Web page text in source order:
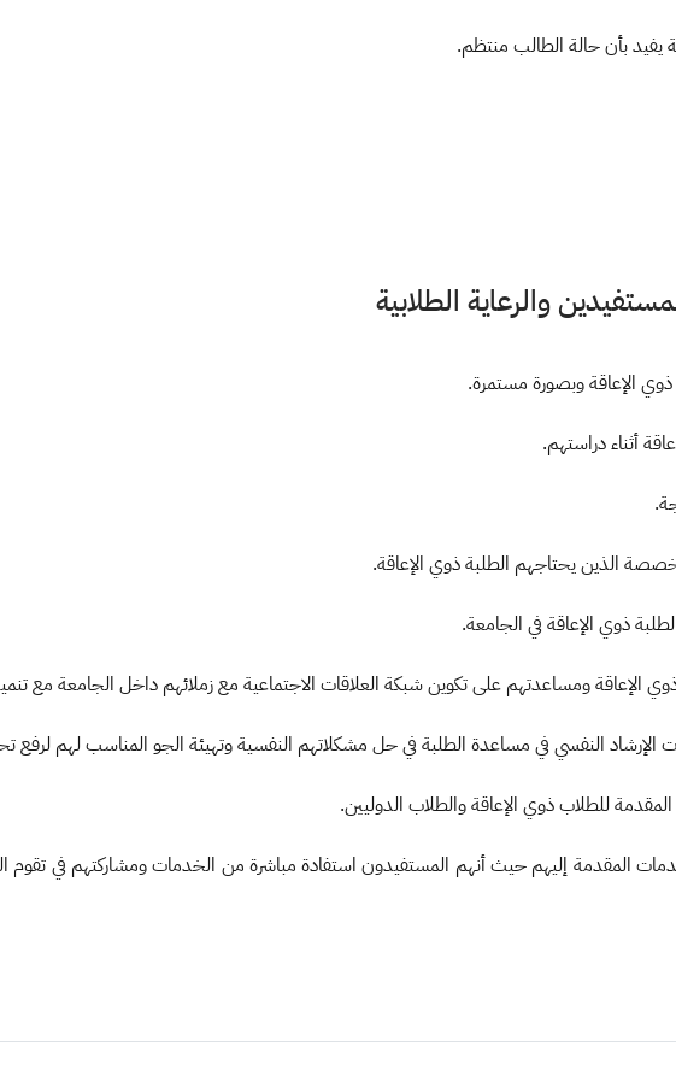
والرعاية الطلابية
المقدمة إليهم حيث أنهم المستفيدون استفادة مباشرة من الخدمات ومشاركتهم في